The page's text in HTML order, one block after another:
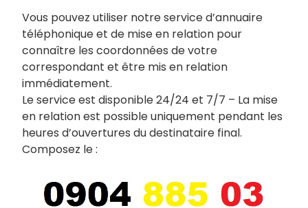
Vous pouvez utiliser notre service d’annuaire
téléphonique et de mise en relation pour
connaître les coordonnées de votre
correspondant et être mis en relation
immédiatement.
Le service est disponible 24/24 et 7/7 – La mise
en relation est possible uniquement pendant les
heures d’ouvertures du destinataire final.
Composez le :